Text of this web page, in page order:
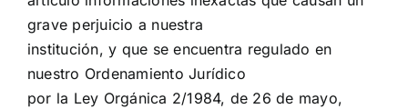
grave perjuicio a nuestra
institución, y que se encuentra regulado en
nuestro Ordenamiento Jurídico
por la Ley Orgánica 2/1984, de 26 de mayo,